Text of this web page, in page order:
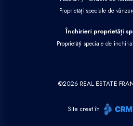
Proprietăți speciale de
Închirieri proprietăți
Proprietăți speciale de
©2026 REAL ESTATE
Site creat în